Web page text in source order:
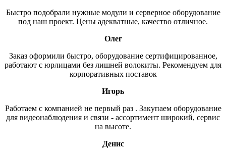
Быстро подобрали нужные модули и серверное оборудование
под наш проект. Цены адекватные, качество отличное.
Олег
Заказ оформили быстро, оборудование сертифицированное,
работают с юрлицами без лишней волокиты. Рекомендуем для
корпоративных поставок
Игорь
Работаем с компанией не первый раз . Закупаем оборудование
для видеонаблюдения и связи - ассортимент широкий, сервис
на высоте.
Денис